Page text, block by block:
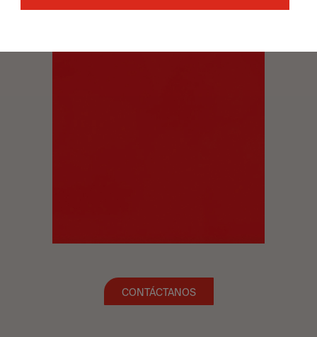
contacto contigo.
CONTÁCTANOS